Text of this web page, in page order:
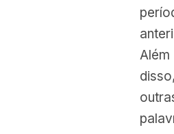
Além
disso,